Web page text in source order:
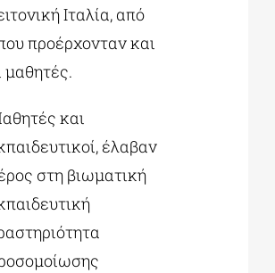
Ιταλία, από
προέρχονταν και
μαθητές.
και
έλαβαν
στη βιωματική